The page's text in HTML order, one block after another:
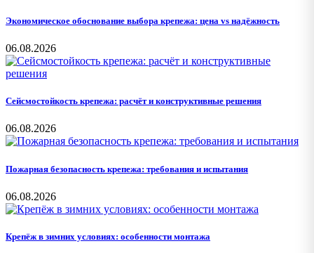
Экономическое обоснование выбора крепежа: цена vs надёжность
06.08.2026
Сейсмостойкость крепежа: расчёт и конструктивные решения
06.08.2026
Пожарная безопасность крепежа: требования и испытания
06.08.2026
Крепёж в зимних условиях: особенности монтажа